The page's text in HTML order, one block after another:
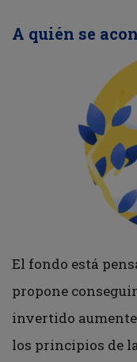
A quién se
El fondo está
propone
invertido
los principios de